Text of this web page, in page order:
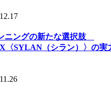
ニングの新たな選択肢
〈SYLAN（シラン）〉の実